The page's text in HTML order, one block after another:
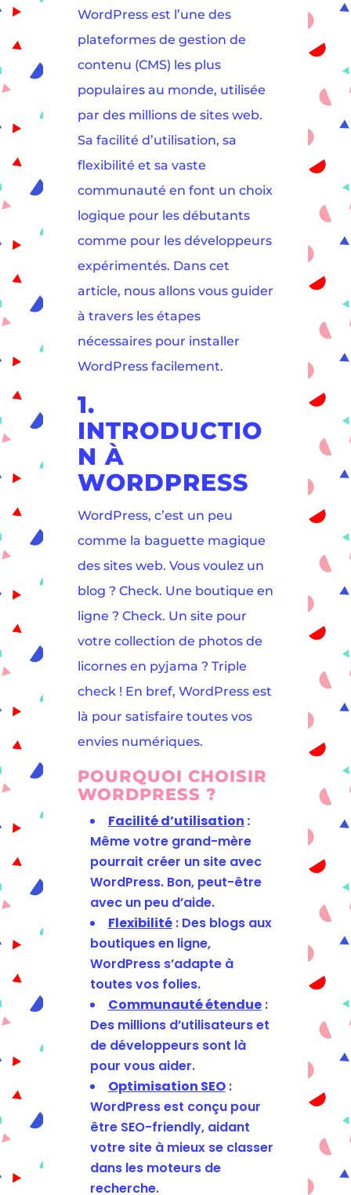
WordPress est l’une des
plateformes de gestion de
contenu (CMS) les plus
populaires au monde, utilisée
par des millions de sites web.
Sa facilité d’utilisation, sa
flexibilité et sa vaste
communauté en font un choix
logique pour les débutants
comme pour les développeurs
expérimentés. Dans cet
article, nous allons vous guider
à travers les étapes
nécessaires pour installer
WordPress facilement.
1.
INTRODUCTIO
N À
WORDPRESS
WordPress, c’est un peu
comme la baguette magique
des sites web. Vous voulez un
blog ? Check. Une boutique en
ligne ? Check. Un site pour
votre collection de photos de
licornes en pyjama ? Triple
check ! En bref, WordPress est
là pour satisfaire toutes vos
envies numériques.
POURQUOI CHOISIR
WORDPRESS ?
Facilité d’utilisation :
Même votre grand-mère
pourrait créer un site avec
WordPress. Bon, peut-être
avec un peu d’aide.
Flexibilité: Des blogs aux
boutiques en ligne,
WordPress s’adapte à
toutes vos folies.
Communauté étendue:
Des millions d’utilisateurs et
de développeurs sont là
pour vous aider.
Optimisation SEO:
WordPress est conçu pour
être SEO-friendly, aidant
votre site à mieux se classer
dans les moteurs de
recherche.